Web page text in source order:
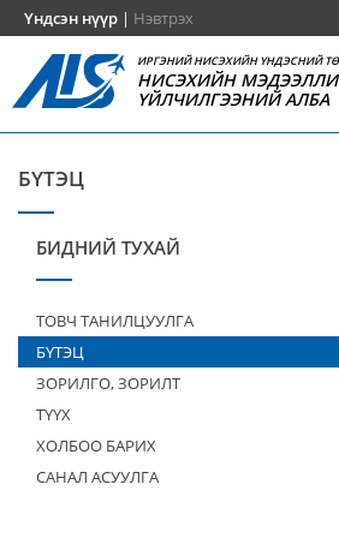
Үндсэн нүүр | Нэвтрэх
ИРГЭНИЙ НИСЭХИЙН ҮНДЭСНИЙ
НИСЭХИЙН
ҮЙЛЧИЛГЭЭНИЙ АЛБА
БҮТЭЦ
БИДНИЙ ТУХАЙ
ТОВЧ ТАНИЛЦУУЛГА
БҮТЭЦ
ЗОРИЛГО, ЗОРИЛТ
ТҮҮХ
ХОЛБОО БАРИХ
САНАЛ АСУУЛГА